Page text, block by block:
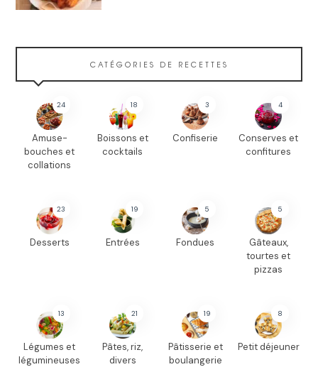
CATÉGORIES DE RECETTES
24
Amuse-
bouches et
collations
18
Boissons et
cocktails
3
Confiserie
4
Conserves et
confitures
23
Desserts
19
Entrées
5
Fondues
5
Gâteaux,
tourtes et
pizzas
13
Légumes et
légumineuses
21
Pâtes, riz,
divers
19
Pâtisserie et
boulangerie
8
Petit déjeuner